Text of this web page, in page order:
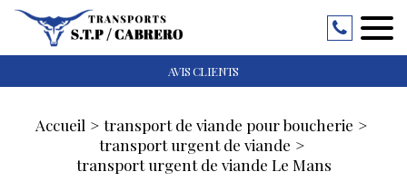
AVIS CLIENTS
Accueil
transport de viande pour boucherie
transport urgent de viande
transport urgent de viande Le Mans